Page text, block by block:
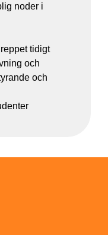
noder i
tidigt
och
och